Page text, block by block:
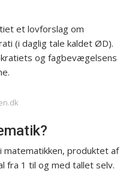
et lovforslag om
(i daglig tale kaldet ØD).
og fagbevægelsens
matematikken, produktet af
fra 1 til og med tallet selv.